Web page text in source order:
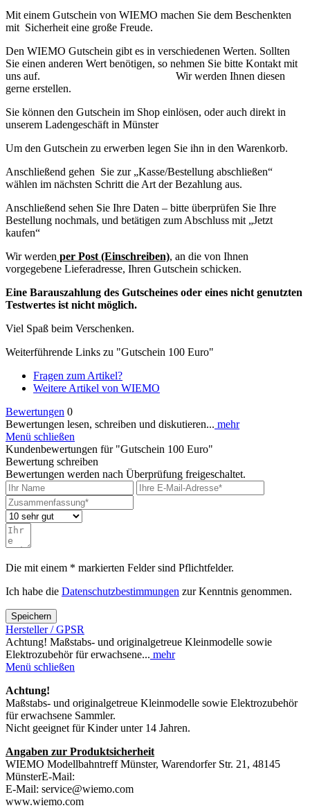
Mit einem Gutschein von WIEMO machen Sie dem Beschenkten
mit Sicherheit eine große Freude.
Den WIEMO Gutschein gibt es in verschiedenen Werten. Sollten
Sie einen anderen Wert benötigen, so nehmen Sie bitte Kontakt mit
uns auf. Wir werden Ihnen diesen
gerne erstellen.
Sie können den Gutschein im Shop einlösen, oder auch direkt in
unserem Ladengeschäft in Münster
Um den Gutschein zu erwerben legen Sie ihn in den Warenkorb.
Anschließend gehen Sie zur „Kasse/Bestellung abschließen“
wählen im nächsten Schritt die Art der Bezahlung aus.
Anschließend sehen Sie Ihre Daten – bitte überprüfen Sie Ihre
Bestellung nochmals, und betätigen zum Abschluss mit „Jetzt
kaufen“
Wir werden per Post (Einschreiben), an die von Ihnen
vorgegebene Lieferadresse, Ihren Gutschein schicken.
Eine Barauszahlung des Gutscheines oder eines nicht genutzten
Testwertes ist nicht möglich.
Viel Spaß beim Verschenken.
Weiterführende Links zu "Gutschein 100 Euro"
Fragen zum Artikel?
Weitere Artikel von WIEMO
Bewertungen 0
Bewertungen lesen, schreiben und diskutieren... mehr
Menü schließen
Kundenbewertungen für "Gutschein 100 Euro"
Bewertung schreiben
Bewertungen werden nach Überprüfung freigeschaltet.
Die mit einem * markierten Felder sind Pflichtfelder.
Ich habe die Datenschutzbestimmungen zur Kenntnis genommen.
Speichern
Hersteller / GPSR
Achtung! Maßstabs- und originalgetreue Kleinmodelle sowie
Elektrozubehör für erwachsene... mehr
Menü schließen
Achtung!
Maßstabs- und originalgetreue Kleinmodelle sowie Elektrozubehör
für erwachsene Sammler.
Nicht geeignet für Kinder unter 14 Jahren.
Angaben zur Produktsicherheit
WIEMO Modellbahntreff Münster, Warendorfer Str. 21, 48145
MünsterE-Mail:
E-Mail: service@wiemo.com
www.wiemo.com